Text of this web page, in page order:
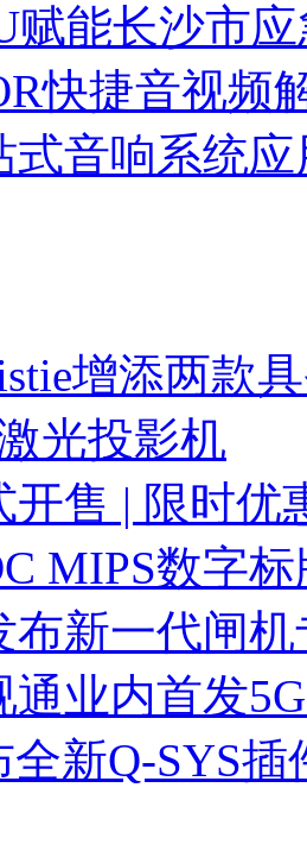
赋能长沙市
快捷音视频
式音响系统
增添两款
光投影机
开售 | 限时优
MIPS数字
布新一代闸
通业内首发
全新Q-SYS